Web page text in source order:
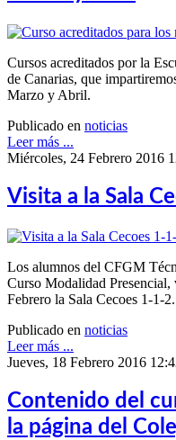
Cursos acreditados por la
de Canarias, que
Marzo y Abril.
Publicado en noticias
Leer más ...
Miércoles, 24 Febrero 2016
Visita a la Sala
Los alumnos del CFGM
Curso Modalidad Presencial,
Febrero la Sala Cecoes 1-1-2.
Publicado en noticias
Leer más ...
Jueves, 18 Febrero 2016
Contenido del
la página del